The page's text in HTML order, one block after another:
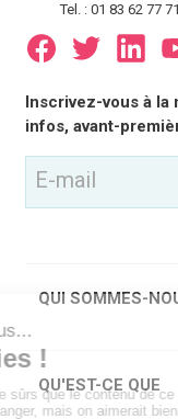
Tel. : 01 83 62 77 71
E-
mail
(Nécessaire)
Inscrivez-vous à
infos, avant-
QUI SOMMES-
QU'EST-CE QUE